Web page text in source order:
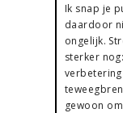
Ik snap je
daardoor
ongelijk.
sterker
gewoon